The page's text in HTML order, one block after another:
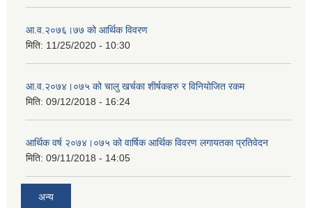
आ.व.२०७६।७७ को आर्थिक विवरण
मिति: 11/25/2020 - 10:30
आ.व.२०७४।०७५ को चालु खर्चका शीर्षकहरु र विनियोजित रकम
मिति: 09/12/2018 - 16:24
आर्थिक वर्ष २०७४।०७५ को वार्षिक आर्थिक विवरण लगायतका प्रतिवेदन
मिति: 09/11/2018 - 14:05
अन्य